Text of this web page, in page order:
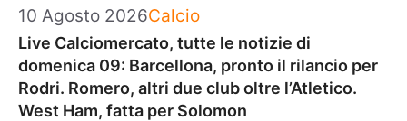
10 Agosto 2026Categorie
Calcio
Live Calciomercato, tutte le notizie di
domenica 09: Barcellona, pronto il rilancio per
Rodri. Romero, altri due club oltre l’Atletico.
West Ham, fatta per Solomon